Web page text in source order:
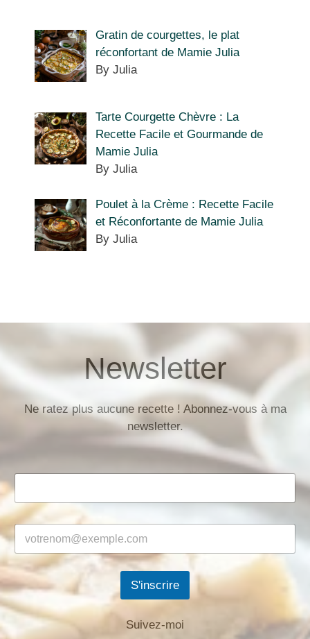
Gratin de courgettes, le plat
réconfortant de Mamie Julia
By Julia
Tarte Courgette Chèvre : La
Recette Facile et Gourmande de
Mamie Julia
By Julia
Poulet à la Crème : Recette Facile
et Réconfortante de Mamie Julia
By Julia
Newsletter
Ne ratez plus aucune recette ! Abonnez-vous à ma
newsletter.
S'inscrire
Suivez-moi